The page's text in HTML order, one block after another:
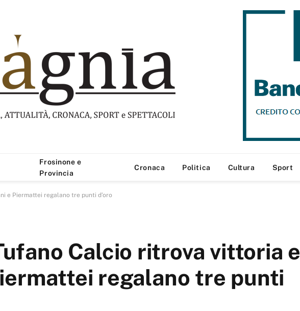
Frosinone e
Provincia
Cronaca Politica Cultura Sport
e Piermattei regalano tre punti d’oro
Calcio ritrova vittoria e
regalano tre punti